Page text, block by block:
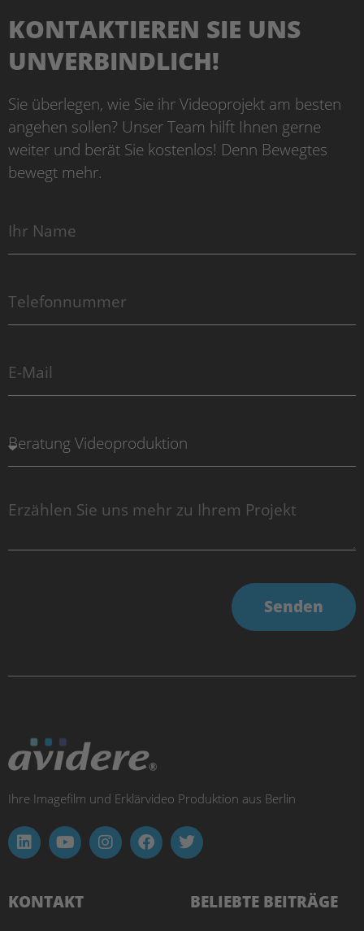
KONTAKTIEREN SIE UNS
UNVERBINDLICH!
Sie überlegen, wie Sie ihr Videoprojekt am besten
angehen sollen? Unser Team hilft Ihnen gerne
weiter und berät Sie kostenlos! Denn Bewegtes
bewegt mehr.
Senden
Ihre Imagefilm und Erklärvideo Produktion aus Berlin
KONTAKT BELIEBTE BEITRÄGE